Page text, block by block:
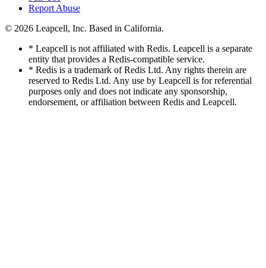
Report Abuse
© 2026 Leapcell, Inc. Based in California.
* Leapcell is not affiliated with Redis. Leapcell is a separate
entity that provides a Redis-compatible service.
* Redis is a trademark of Redis Ltd. Any rights therein are
reserved to Redis Ltd. Any use by Leapcell is for referential
purposes only and does not indicate any sponsorship,
endorsement, or affiliation between Redis and Leapcell.